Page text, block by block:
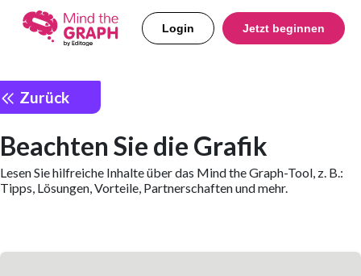
Login Jetzt beginnen
Zurück
Beachten Sie die Grafik
Lesen Sie hilfreiche Inhalte über das Mind the Graph-Tool, z. B.:
Tipps, Lösungen, Vorteile, Partnerschaften und mehr.